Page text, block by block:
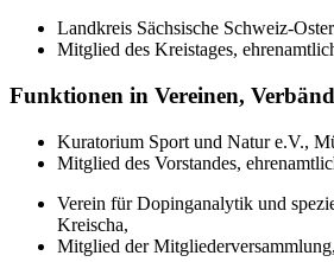
Landkreis Sächsische Schweiz-
Mitglied des Kreistages,
Funktionen in Vereinen,
Kuratorium Sport und Natur e.V.,
Mitglied des Vorstandes,
Verein für Dopinganalytik und
Kreischa,
Mitglied der